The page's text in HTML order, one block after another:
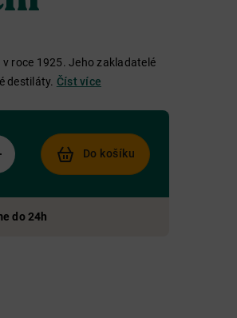
roce 1925. Jeho zakladatelé
destiláty. Číst více
Do košíku
do 24h